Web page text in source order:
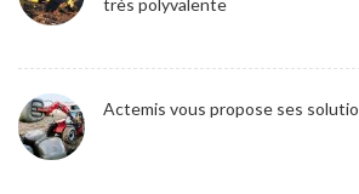
très polyvalente
Actemis vous propose ses